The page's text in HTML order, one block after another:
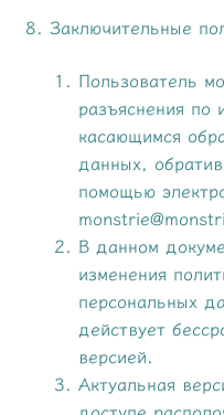
8. Заключительные
Пользователь
разъяснения по
касающимся
данных,
помощью
В данном
изменения
персональных
действует
версией.
Актуальная